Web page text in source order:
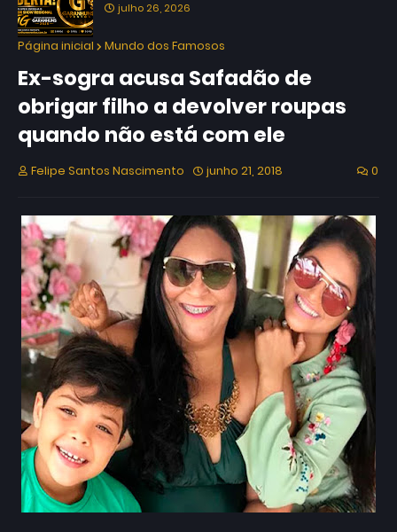
julho 26, 2026
Página inicial Mundo dos Famosos
Ex-sogra acusa Safadão de
obrigar filho a devolver roupas
quando não está com ele
Felipe Santos Nascimento junho 21, 2018 0